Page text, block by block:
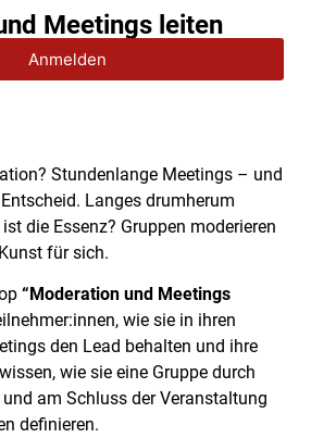
Meetings leiten
Anmelden
Stundenlange Meetings – und
Langes drumherum
die Essenz? Gruppen moderieren
für sich.
“Moderation und Meetings
wie sie in ihren
den Lead behalten und ihre
wie sie eine Gruppe durch
am Schluss der Veranstaltung
definieren.